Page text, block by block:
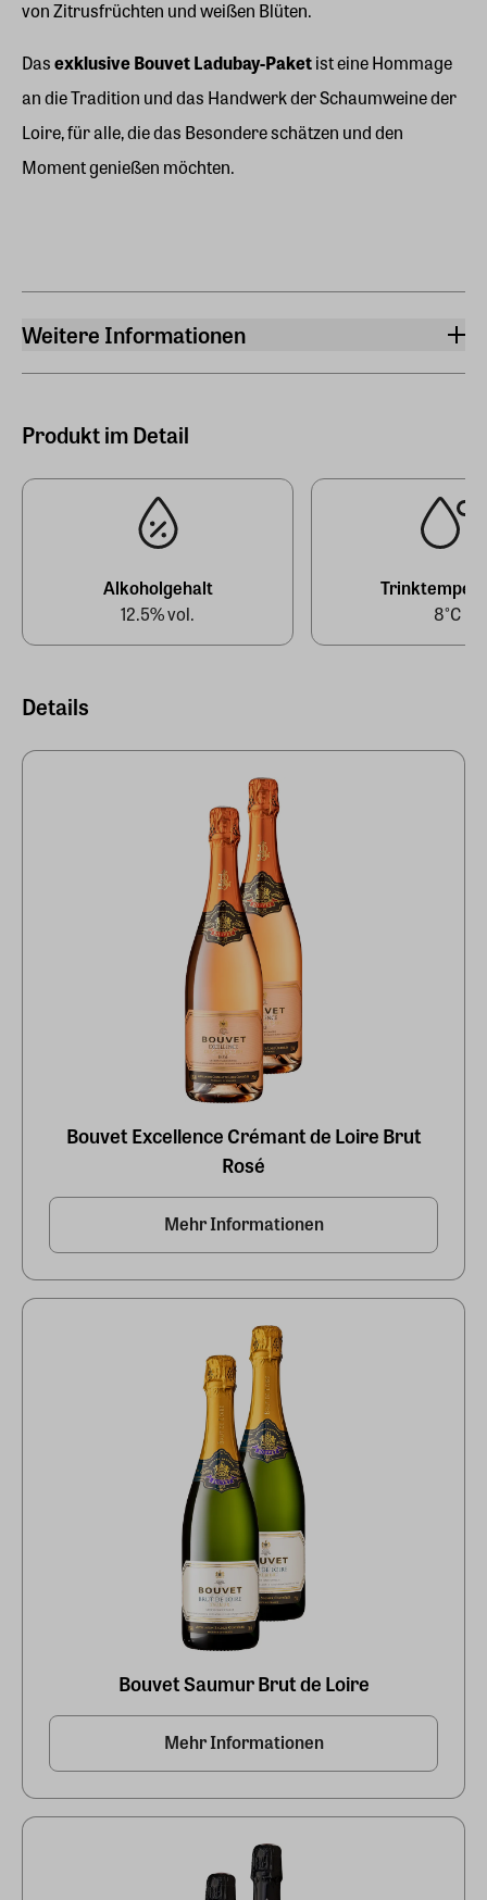
von Zitrusfrüchten und weißen Blüten.
Dasexklusive Bouvet Ladubay-Paketist eine Hommage
an die Tradition und das Handwerk der Schaumweine der
Loire, für alle, die das Besondere schätzen und den
Moment genießen möchten.
Weitere Informationen
Produkt im Detail
Alkoholgehalt
12.5% vol.
8°C
Details
Bouvet Excellence Crémant de Loire Brut
Rosé
Mehr Informationen
Bouvet Saumur Brut de Loire
Mehr Informationen